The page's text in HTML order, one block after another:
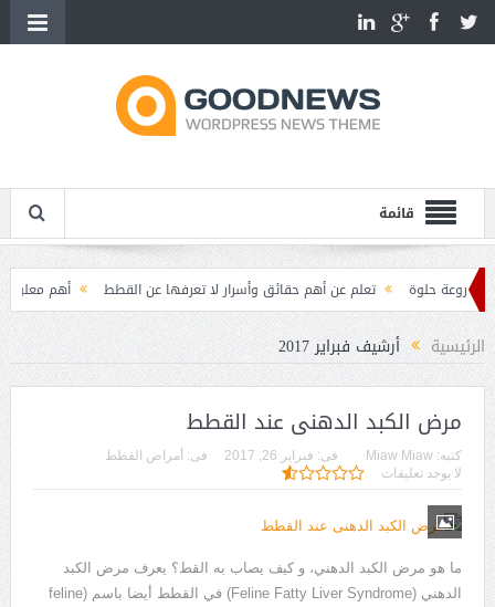
قائمة
تعلم عن أهم حقائق وأسرار لا تعرفها عن القطط
أهم معلومات مثيرة
القطط
الرئيسية أرشيف فبراير 2017
مرض الكبد الدهنى عند القطط
كتبه: Miaw Miaw فى: فبراير 26, 2017 فى: أمراض القطط
لا يوجد تعليقات
ما هو مرض الكبد الدهني، و كيف يصاب به القط؟ يعرف مرض الكبد
الدهني (Feline Fatty Liver Syndrome) في القطط أيضا باسم (feline